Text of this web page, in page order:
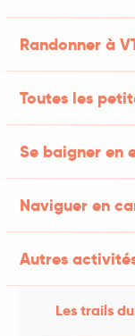
Randonner à
Toutes les
Se baigner en
Naviguer en
Autres
Les trails